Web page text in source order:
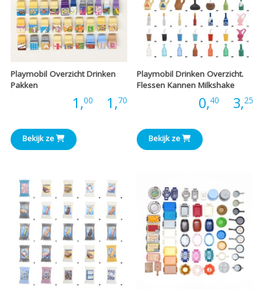
Playmobil Overzicht Drinken
Pakken
1,00 1,70Prijsklasse:
€1,00
tot
Bekijk ze
Playmobil Drinken Overzicht.
Flessen Kannen Milkshake
0,40 3,25
Bekijk ze